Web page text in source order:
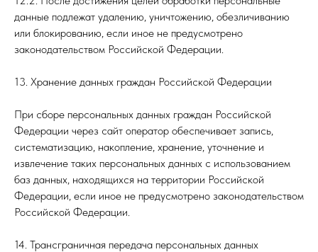
данные подлежат удалению, уничтожению, обезличиванию
или блокированию, если иное не предусмотрено
законодательством Российской Федерации.
13. Хранение данных граждан Российской Федерации
При сборе персональных данных граждан Российской
Федерации через сайт оператор обеспечивает запись,
систематизацию, накопление, хранение, уточнение и
извлечение таких персональных данных с использованием
баз данных, находящихся на территории Российской
Федерации, если иное не предусмотрено законодательством
Российской Федерации.
14. Трансграничная передача персональных данных